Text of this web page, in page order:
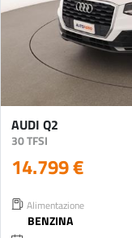
AUDI Q2
30 TFSI
14.799 €
Alimentazione
BENZINA